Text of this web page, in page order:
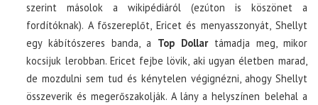
szerint másolok a wikipédiáról (ezúton is köszönet a
fordítóknak). A főszereplőt, Ericet és menyasszonyát, Shellyt
egy kábítószeres banda, a Top Dollartámadja meg, mikor
kocsijuk lerobban. Ericet fejbe lövik, aki ugyan életben marad,
de mozdulni sem tud és kénytelen végignézni, ahogy Shellyt
összeverik és megerőszakolják. A lány a helyszínen belehal a